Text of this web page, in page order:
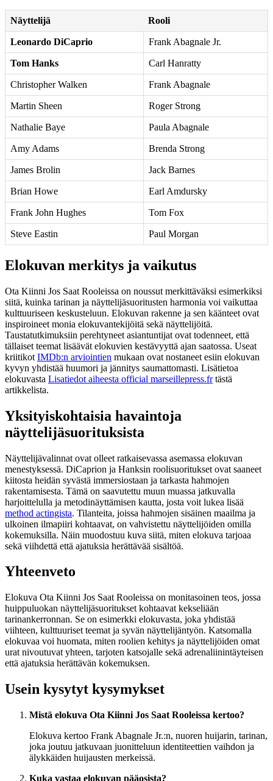
Näyttelijä Rooli
Leonardo DiCaprio Frank Abagnale Jr.
Tom Hanks Carl Hanratty
Christopher Walken Frank Abagnale
Martin Sheen Roger Strong
Nathalie Baye Paula Abagnale
Amy Adams Brenda Strong
James Brolin Jack Barnes
Brian Howe Earl Amdursky
Frank John Hughes Tom Fox
Steve Eastin Paul Morgan
Elokuvan merkitys ja vaikutus
Ota Kiinni Jos Saat Rooleissa on noussut merkittäväksi esimerkiksi
siitä, kuinka tarinan ja näyttelijäsuoritusten harmonia voi vaikuttaa
kulttuuriseen keskusteluun. Elokuvan rakenne ja sen käänteet ovat
inspiroineet monia elokuvantekijöitä sekä näyttelijöitä.
Taustatutkimuksiin perehtyneet asiantuntijat ovat todenneet, että
tällaiset teemat lisäävät elokuvien kestävyyttä ajan saatossa. Useat
kriitikot IMDb:n arviointien mukaan ovat nostaneet esiin elokuvan
kyvyn yhdistää huumori ja jännitys saumattomasti. Lisätietoa
elokuvasta Lisatiedot aiheesta official marseillepress.frtästä
artikkelista.
Yksityiskohtaisia havaintoja
näyttelijäsuorituksista
Näyttelijävalinnat ovat olleet ratkaisevassa asemassa elokuvan
menestyksessä. DiCaprion ja Hanksin roolisuoritukset ovat saaneet
kiitosta heidän syvästä immersiostaan ja tarkasta hahmojen
rakentamisesta. Tämä on saavutettu muun muassa jatkuvalla
harjoittelulla ja metodinäyttämisen kautta, josta voit lukea lisää
method actingista. Tilanteita, joissa hahmojen sisäinen maailma ja
ulkoinen ilmapiiri kohtaavat, on vahvistettu näyttelijöiden omilla
kokemuksilla. Näin muodostuu kuva siitä, miten elokuva tarjoaa
sekä viihdettä että ajatuksia herättävää sisältöä.
Yhteenveto
Elokuva Ota Kiinni Jos Saat Rooleissa on monitasoinen teos, jossa
huippuluokan näyttelijäsuoritukset kohtaavat kekseliään
tarinankerronnan. Se on esimerkki elokuvasta, joka yhdistää
viihteen, kulttuuriset teemat ja syvän näyttelijäntyön. Katsomalla
elokuvaa voi huomata, miten roolien kehitys ja näyttelijöiden omat
urat nivoutuvat yhteen, tarjoten katsojalle sekä adrenaliinintäyteisen
että ajatuksia herättävän kokemuksen.
Usein kysytyt kysymykset
Mistä elokuva Ota Kiinni Jos Saat Rooleissa kertoo?
Elokuva kertoo Frank Abagnale Jr.:n, nuoren huijarin, tarinan,
joka joutuu jatkuvaan juonitteluun identiteettien vaihdon ja
älykkäiden huijausten merkeissä.
Kuka vastaa elokuvan pääosista?